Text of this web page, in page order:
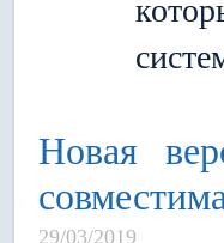
Новая
29/03/2019